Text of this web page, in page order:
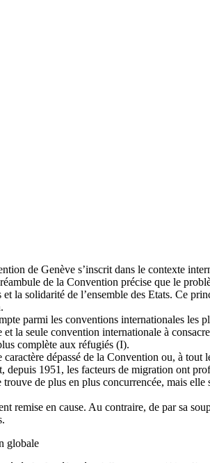
de Genève s’inscrit dans le contexte
de la Convention précise que le
la solidarité de l’ensemble des Etats. Ce
parmi les conventions internationales les
la seule convention internationale à
complète aux réfugiés (I).
dépassé de la Convention ou, à
1951, les facteurs de migration ont
de plus en plus concurrencée, mais
remise en cause. Au contraire, de par sa
globale